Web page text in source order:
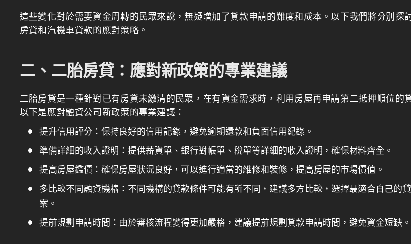
這些變化對於需要資金周轉的民眾來說，無疑增加了貸款申請的難度和成本。以下我們將分別探
房貸和汽機車貸款的應對策略。
二、二胎房貸：應對新政策的專業建議
二胎房貸是一種針對已有房貸未繳清的民眾，在有資金需求時，利用房屋再申請第二抵押順位的
以下是應對融資公司新政策的專業建議：
提升信用評分：保持良好的信用記錄，避免逾期還款和負面信用紀錄。
準備詳細的收入證明：提供薪資單、銀行對帳單、稅單等詳細的收入證明，確保材料齊全。
提高房屋鑑價：確保房屋狀況良好，可以進行適當的維修和裝修，提高房屋的市場價值。
多比較不同融資機構：不同機構的貸款條件可能有所不同，建議多方比較，選擇最適合自己的
案。
提前規劃申請時間：由於審核流程變得更加嚴格，建議提前規劃貸款申請時間，避免資金短缺。